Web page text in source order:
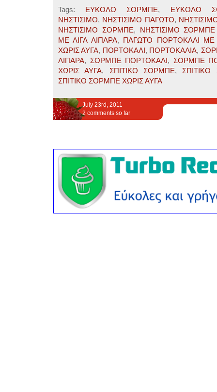
Tags: ΕΥΚΟΛΟ ΣΟΡΜΠΕ, ΕΥΚΟΛΟ
ΝΗΣΤΙΣΙΜΟ, ΝΗΣΤΙΣΙΜΟ ΠΑΓΩΤΟ,
ΝΗΣΤΙΣΙΜΟ ΣΟΡΜΠΕ, ΝΗΣΤΙΣΙΜΟ
ΜΕ ΛΙΓΑ ΛΙΠΑΡΑ, ΠΑΓΩΤΟ ΠΟΡΤΟΚΑΛΙ ΜΕ
ΧΩΡΙΣ ΑΥΓΑ, ΠΟΡΤΟΚΑΛΙ, ΠΟΡΤΟΚΑΛΙΑ,
ΛΙΠΑΡΑ, ΣΟΡΜΠΕ ΠΟΡΤΟΚΑΛΙ, ΣΟΡΜΠΕ
ΧΩΡΙΣ ΑΥΓΑ, ΣΠΙΤΙΚΟ ΣΟΡΜΠΕ,
ΣΠΙΤΙΚΟ ΣΟΡΜΠΕ ΧΩΡΙΣ ΑΥΓΑ
July 23rd, 2011
2 comments so far